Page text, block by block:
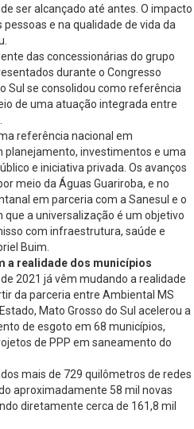
ser alcançado até antes. O impacto
e na qualidade de vida da
das concessionárias do grupo
durante o Congresso
Sul se consolidou como referência
de uma atuação integrada entre
referência nacional em
investimentos e uma
e iniciativa privada. Os avanços
meio da Águas Guariroba, e no
em parceria com a Sanesul e o
a universalização é um objetivo
com infraestrutura, saúde e
Buim.
a realidade dos municípios
2021 já vêm mudando a realidade
da parceria entre Ambiental MS
Mato Grosso do Sul acelerou a
de esgoto em 68 municípios,
de PPP em saneamento do
mais de 729 quilômetros de redes
aproximadamente 58 mil novas
diretamente cerca de 161,8 mil